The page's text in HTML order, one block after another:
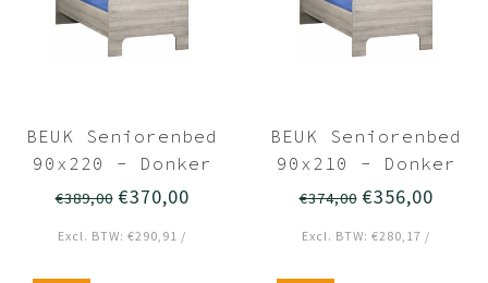
BEUK Seniorenbed
90x220 - Donker
grijs hout -
€389,00€370,00
Excl. BTW: €290,91 /
BEUK Seniorenbed
90x210 - Donker
grijs hout -
€374,00€356,00
Excl. BTW: €280,17 /